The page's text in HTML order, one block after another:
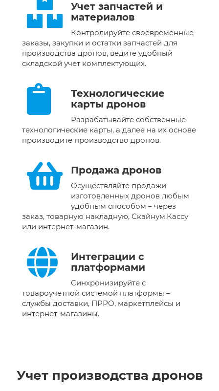
Учет запчастей и
материалов
Контролируйте своевременные
заказы, закупки и остатки запчастей для
производства дронов, ведите удобный
складской учет комплектующих.
Технологические
карты дронов
Разрабатывайте собственные
технологические карты, а далее на их основе
производите производство дронов.
Продажа дронов
Осуществляйте продажи
изготовленных дронов любым
удобным способом – через
заказ, товарную накладную, Скайнум.Кассу
или интернет-магазин.
Интеграции с
платформами
Синхронизируйте с
товароучетной системой платформы –
службы доставки, ПРРО, маркетплейсы и
интернет-магазины.
Учет производства дронов